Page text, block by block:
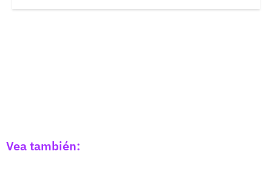
Vea también: